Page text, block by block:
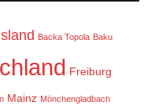
Backa Topola Baku
Freiburg
Mainz Mönchengladbach